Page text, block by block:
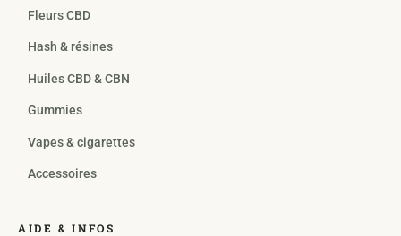
Fleurs CBD
Hash & résines
Huiles CBD & CBN
Gummies
Vapes & cigarettes
Accessoires
AIDE & INFOS